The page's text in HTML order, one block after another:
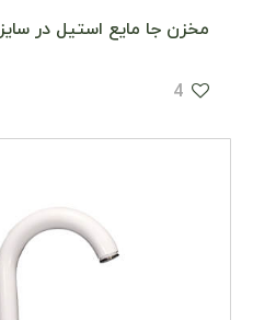
مخزن جا مایع استیل در سایز ۵، ۱۰ و ۲۵ لیتری
4